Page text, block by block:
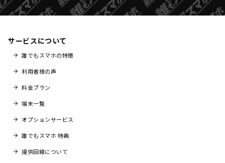
サービスについて
誰でもスマホの特徴
利用者様の声
料金プラン
端末一覧
オプションサービス
誰でもスマホ 特典
提供回線について